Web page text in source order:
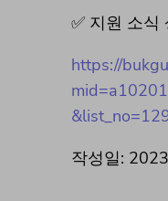
✅ 지원 소
https://
작성일: